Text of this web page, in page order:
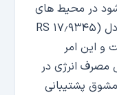
شود در محیط های
بسیار گرم دارای شاخص حرارتی معادل (۱۷٫۹۳۴۵ RS
و این امر
درصد کاهش مصرف انرژی در
پشتیبانی